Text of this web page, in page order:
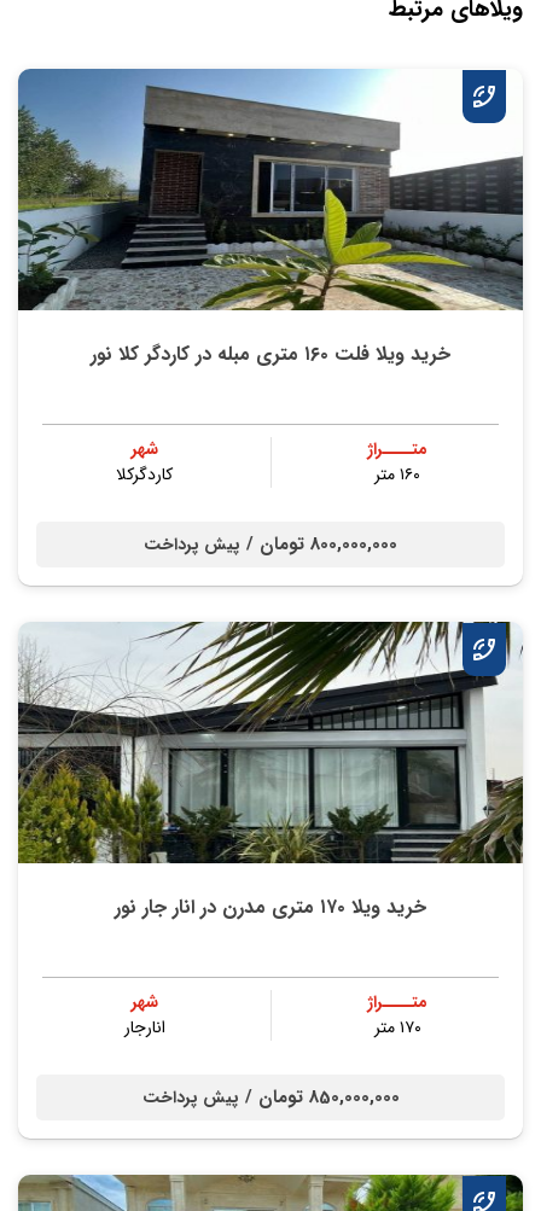
ویلاهای مرتبط
خرید ویلا فلت ۱۶۰ متری مبله در کاردگر کلا نور
متــــراژ
۱۶۰ متر
شهر
کاردگرکلا
800,000,000 تومان / پیش پرداخت
خرید ویلا ۱۷۰ متری مدرن در انار جار نور
متــــراژ
۱۷۰ متر
شهر
انارجار
850,000,000 تومان / پیش پرداخت